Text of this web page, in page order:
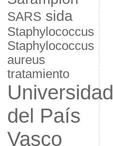
SARS sida
Staphylococcus
Staphylococcus
aureus
tratamiento
Universidad
del País
Vasco